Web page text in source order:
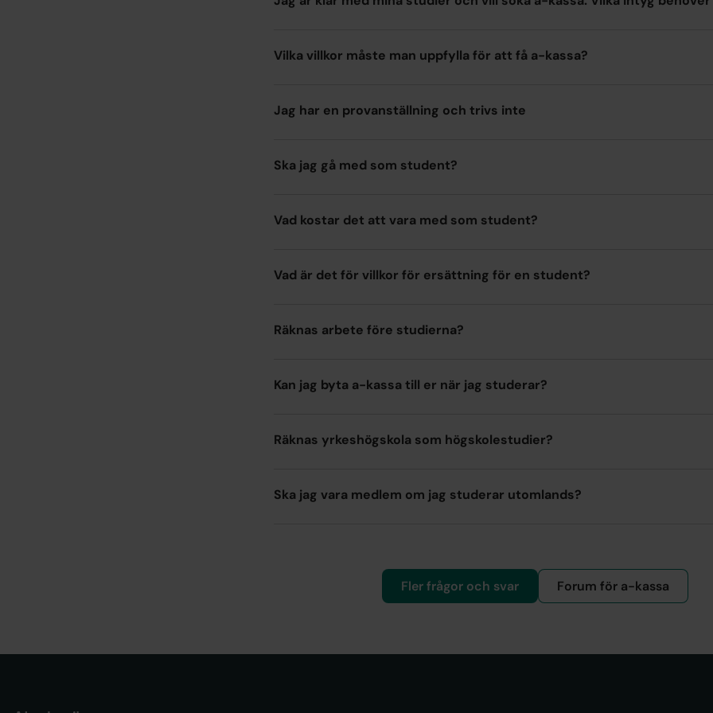
Vilka villkor måste man uppfylla för att få a-kassa?
Jag har en provanställning och trivs inte
Ska jag gå med som student?
Vad kostar det att vara med som student?
Vad är det för villkor för ersättning för en student?
Räknas arbete före studierna?
Kan jag byta a-kassa till er när jag studerar?
Räknas yrkeshögskola som högskolestudier?
Ska jag vara medlem om jag studerar utomlands?
Fler frågor och svar Forum för a-kassa